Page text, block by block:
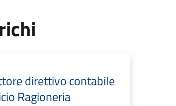
direttivo contabile
Ragioneria